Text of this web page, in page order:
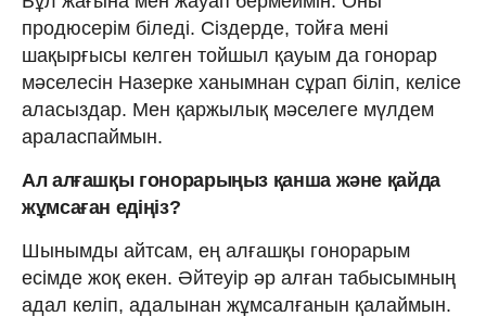
продюсерім біледі. Сіздерде, тойға мені
шақырғысы келген тойшыл қауым да гонорар
мәселесін Назерке ханымнан сұрап біліп, келісе
аласыздар. Мен қаржылық мәселеге мүлдем
араласпаймын.
Ал алғашқы гонорарыңыз қанша және қайда
жұмсаған едіңіз?
Шынымды айтсам, ең алғашқы гонорарым
есімде жоқ екен. Әйтеуір әр алған табысымның
адал келіп, адалынан жұмсалғанын қалаймын.